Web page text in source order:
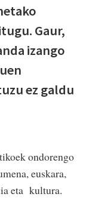
Gaur,
izango
ez galdu
ondorengo
euskara,
eta kultura.